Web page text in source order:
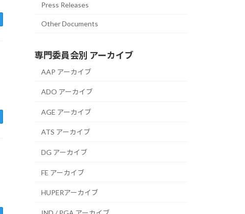
Press Releases
Other Documents
専門委員会別 アーカイブ
AAP アーカイブ
ADO アーカイブ
AGE アーカイブ
ATS アーカイブ
DG アーカイブ
FE アーカイブ
HUPERアーカイブ